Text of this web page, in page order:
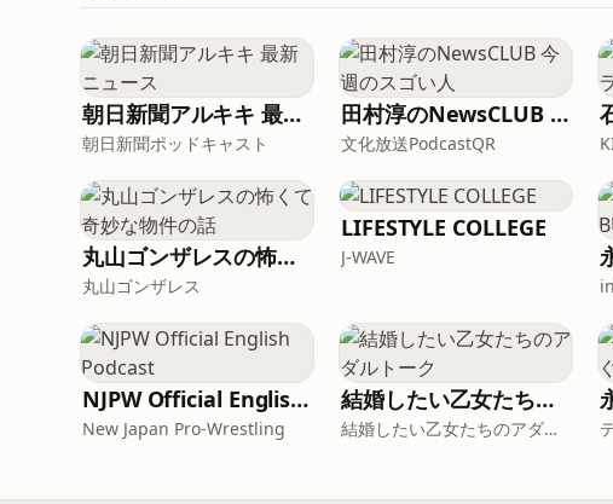
朝日新聞アルキキ 最新ニュース
朝日新聞ポッドキャスト
田村淳のNewsCLUB 今週のスゴい人
文化放送PodcastQR
丸山ゴンザレスの怖くて奇妙な物件の話
丸山ゴンザレス
LIFESTYLE COLLEGE
J-WAVE
NJPW Official English Podcast
New Japan Pro-Wrestling
結婚したい乙女たちのアダルトーク
結婚したい乙女たちのアダルトーク